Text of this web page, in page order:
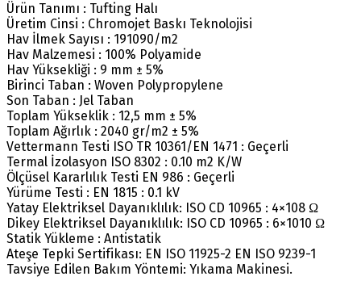
Ürün Tanımı : Tufting Halı
Üretim Cinsi : Chromojet Baskı Teknolojisi
Hav İlmek Sayısı : 191090/m2
Hav Malzemesi : 100% Polyamide
Hav Yüksekliği : 9 mm ± 5%
Birinci Taban : Woven Polypropylene
Son Taban : Jel Taban
Toplam Yükseklik : 12,5 mm ± 5%
Toplam Ağırlık : 2040 gr/m2 ± 5%
Vettermann Testi ISO TR 10361/EN 1471 : Geçerli
Termal İzolasyon ISO 8302 : 0.10 m2 K/W
Ölçüsel Kararlılık Testi EN 986 : Geçerli
Yürüme Testi : EN 1815 : 0.1 kV
Yatay Elektriksel Dayanıklılık: ISO CD 10965 : 4×108 Ω
Dikey Elektriksel Dayanıklılık: ISO CD 10965 : 6×1010 Ω
Statik Yükleme : Antistatik
Ateşe Tepki Sertifikası: EN ISO 11925-2 EN ISO 9239-1
Tavsiye Edilen Bakım Yöntemi: Yıkama Makinesi.